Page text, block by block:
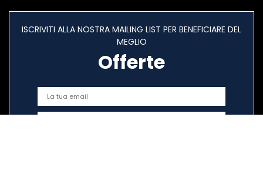
ISCRIVITI ALLA NOSTRA MAILING LIST PER BENEFICIARE DEL
MEGLIO
Offerte